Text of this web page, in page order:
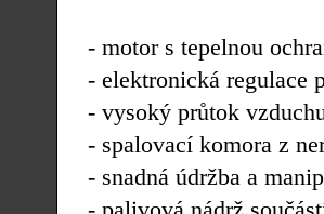
- motor s tepelnou
- elektronická regulace
- vysoký průtok
- spalovací komora z
- snadná údržba a